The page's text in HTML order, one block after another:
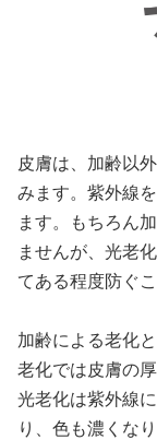
皮膚は、加齢以
みます。紫外線
ます。もちろん
ませんが、光老
てある程度防ぐ
加齢による老化
老化では皮膚の
光老化は紫外線
り、色も濃くな